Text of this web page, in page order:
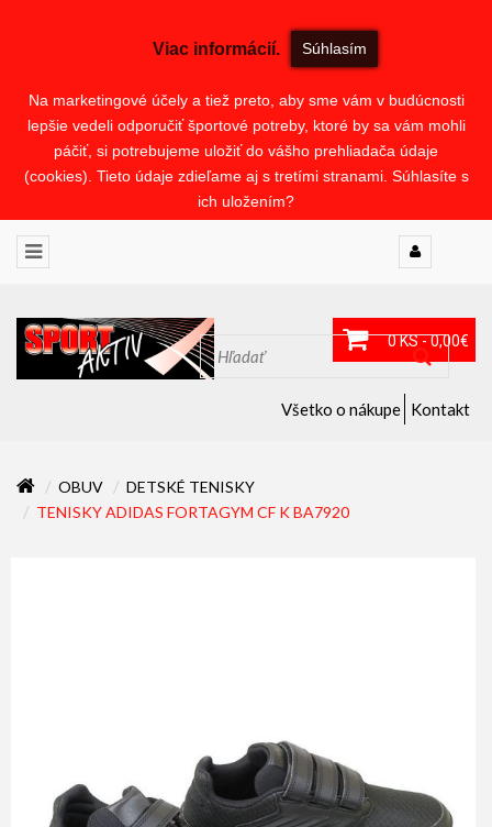
Súhlasím
Viac informácií.
Na marketingové účely a tiež preto, aby sme vám v budúcnosti
lepšie vedeli odporučiť športové potreby, ktoré by sa vám mohli
páčiť, si potrebujeme uložiť do vášho prehliadača údaje
(cookies). Tieto údaje zdieľame aj s tretími stranami. Súhlasíte s
ich uložením?
0 KS - 0,00€
Všetko o nákupe Kontakt
OBUV
DETSKÉ TENISKY
TENISKY ADIDAS FORTAGYM CF K BA7920